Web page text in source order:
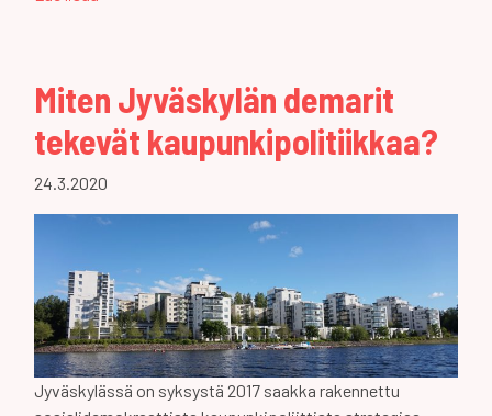
Miten Jyväskylän demarit
tekevät kaupunkipolitiikkaa?
24.3.2020
Jyväskylässä on syksystä 2017 saakka rakennettu